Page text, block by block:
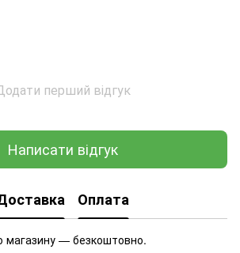
перший відгук
Написати відгук
Оплата
магазину — безкоштовно.